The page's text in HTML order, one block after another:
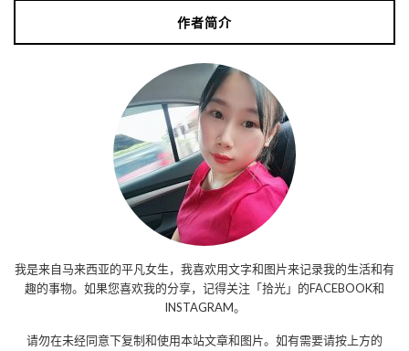
作者简介
我是来自马来西亚的平凡女生，我喜欢用文字和图片来记录我的生活和有
趣的事物。如果您喜欢我的分享，记得关注「拾光」的FACEBOOK和
INSTAGRAM。
请勿在未经同意下复制和使用本站文章和图片。如有需要请按上方的